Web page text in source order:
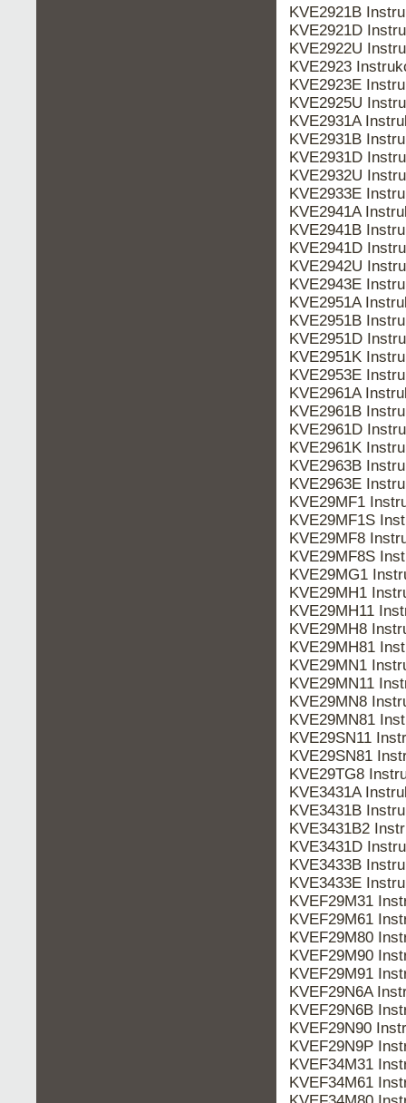
KVE2921B
KVE2921D
KVE2922U
KVE2923
KVE2923E
KVE2925U
KVE2931A
KVE2931B
KVE2931D
KVE2932U
KVE2933E
KVE2941A
KVE2941B
KVE2941D
KVE2942U
KVE2943E
KVE2951A
KVE2951B
KVE2951D
KVE2951K
KVE2953E
KVE2961A
KVE2961B
KVE2961D
KVE2961K
KVE2963B
KVE2963E
KVE29MF1
KVE29MF1S
KVE29MF8
KVE29MF8S
KVE29MG1
KVE29MH1
KVE29MH11
KVE29MH8
KVE29MH81
KVE29MN1
KVE29MN11
KVE29MN8
KVE29MN81
KVE29SN11
KVE29SN81
KVE29TG8
KVE3431A
KVE3431B
KVE3431B2
KVE3431D
KVE3433B
KVE3433E
KVEF29M31
KVEF29M61
KVEF29M80
KVEF29M90
KVEF29M91
KVEF29N6A
KVEF29N6B
KVEF29N90
KVEF29N9P
KVEF34M31
KVEF34M61